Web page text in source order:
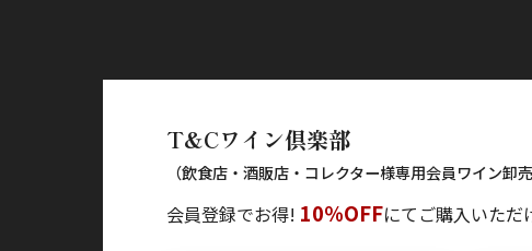
T&Cワイン倶楽部
（飲食店・酒販店・コレクター様専用会員ワイン卸売
会員登録でお得! 10％OFFにてご購入いただ